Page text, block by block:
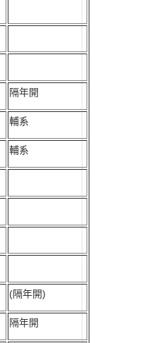
隔年開
輔系
輔系
(隔年開)
隔年開